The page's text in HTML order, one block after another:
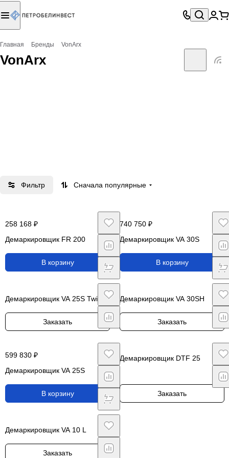
Главная Бренды VonArx
VonArx
Фильтр Сначала популярные
258 168 ₽
Демаркировщик FR 200
В корзину
740 750 ₽
Демаркировщик VA 30S
В корзину
Демаркировщик VA 25S Twin
Заказать
Демаркировщик VA 30SH
Заказать
599 830 ₽
Демаркировщик VA 25S
В корзину
Демаркировщик DTF 25
Заказать
Демаркировщик VA 10 L
Заказать